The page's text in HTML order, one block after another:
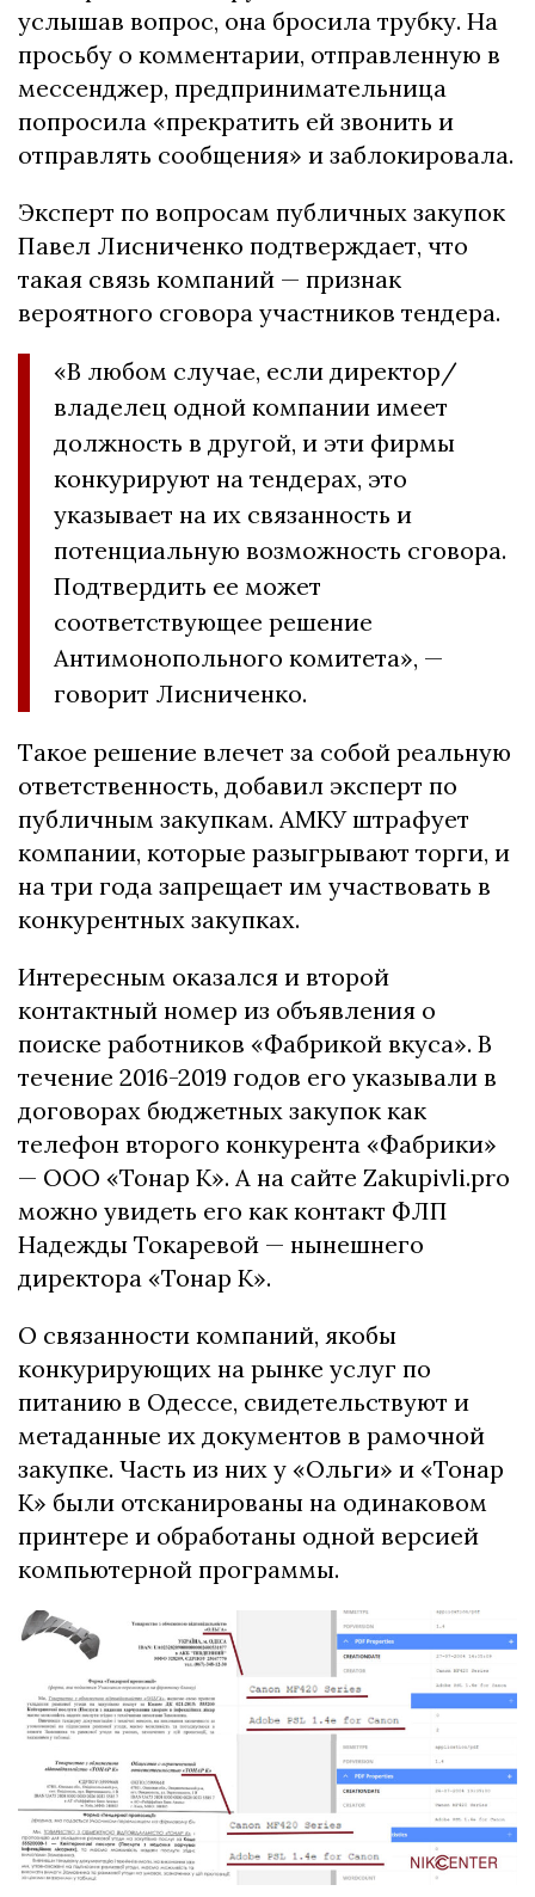
услышав вопрос, она бросила трубку. На
просьбу о комментарии, отправленную в
мессенджер, предпринимательница
попросила «прекратить ей звонить и
отправлять сообщения» и заблокировала.
Эксперт по вопросам публичных закупок
Павел Лисниченко подтверждает, что
такая связь компаний — признак
вероятного сговора участников тендера.
«В любом случае, если директор/
владелец одной компании имеет
должность в другой, и эти фирмы
конкурируют на тендерах, это
указывает на их связанность и
потенциальную возможность сговора.
Подтвердить ее может
соответствующее решение
Антимонопольного комитета», —
говорит Лисниченко.
Такое решение влечет за собой реальную
ответственность, добавил эксперт по
публичным закупкам. АМКУ штрафует
компании, которые разыгрывают торги, и
на три года запрещает им участвовать в
конкурентных закупках.
Интересным оказался и второй
контактный номер из объявления о
поиске работников «Фабрикой вкуса». В
течение 2016-2019 годов его указывали в
договорах бюджетных закупок как
телефон второго конкурента «Фабрики»
— ООО «Тонар К». А на сайте Zakupivli.pro
можно увидеть его как контакт ФЛП
Надежды Токаревой — нынешнего
директора «Тонар К».
О связанности компаний, якобы
конкурирующих на рынке услуг по
питанию в Одессе, свидетельствуют и
метаданные их документов в рамочной
закупке. Часть из них у «Ольги» и «Тонар
К» были отсканированы на одинаковом
принтере и обработаны одной версией
компьютерной программы.